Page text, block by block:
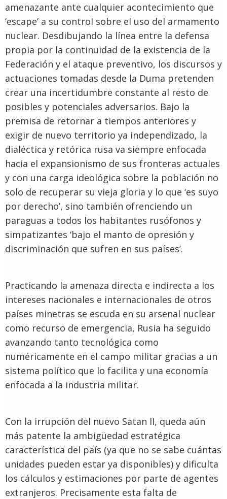
amenazante ante cualquier acontecimiento que
‘escape’ a su control sobre el uso del armamento
nuclear. Desdibujando la línea entre la defensa
propia por la continuidad de la existencia de la
Federación y el ataque preventivo, los discursos y
actuaciones tomadas desde la Duma pretenden
crear una incertidumbre constante al resto de
posibles y potenciales adversarios. Bajo la
premisa de retornar a tiempos anteriores y
exigir de nuevo territorio ya independizado, la
dialéctica y retórica rusa va siempre enfocada
hacia el expansionismo de sus fronteras actuales
y con una carga ideológica sobre la población no
solo de recuperar su vieja gloria y lo que ‘es suyo
por derecho’, sino también ofrenciendo un
paraguas a todos los habitantes rusófonos y
simpatizantes ‘bajo el manto de opresión y
discriminación que sufren en sus países’.
Practicando la amenaza directa e indirecta a los
intereses nacionales e internacionales de otros
países minetras se escuda en su arsenal nuclear
como recurso de emergencia, Rusia ha seguido
avanzando tanto tecnológica como
numéricamente en el campo militar gracias a un
sistema político que lo facilita y una economía
enfocada a la industria militar.
Con la irrupción del nuevo Satan II, queda aún
más patente la ambigüedad estratégica
característica del país (ya que no se sabe cuántas
unidades pueden estar ya disponibles) y dificulta
los cálculos y estimaciones por parte de agentes
extranjeros. Precisamente esta falta de